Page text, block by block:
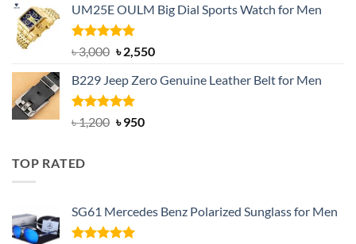
was:
৳ 1,200.
is:
UM25E OULM Big Dial Sports Watch for Men
Rated5.00
out of 5
৳3,000 Original
was:
৳ 3,000.
৳2,550Current
is:
B229 Jeep Zero Genuine Leather Belt for Men
Rated4.92
out of 5
৳1,200 Original
৳950Current
TOP RATED
SG61 Mercedes Benz Polarized Sunglass for Men